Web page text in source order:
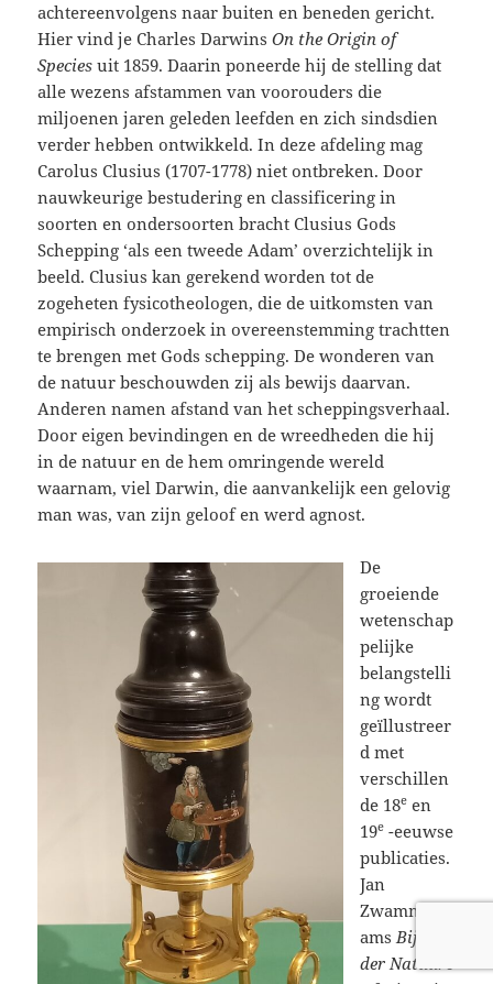
achtereenvolgens naar buiten en beneden gericht.
Hier vind je Charles DarwinsOn the Origin of
Species uit 1859. Daarin poneerde hij de stelling dat
alle wezens afstammen van voorouders die
miljoenen jaren geleden leefden en zich sindsdien
verder hebben ontwikkeld. In deze afdeling mag
Carolus Clusius (1707-1778) niet ontbreken. Door
nauwkeurige bestudering en classificering in
soorten en ondersoorten bracht Clusius Gods
Schepping ‘als een tweede Adam’ overzichtelijk in
beeld. Clusius kan gerekend worden tot de
zogeheten fysicotheologen, die de uitkomsten van
empirisch onderzoek in overeenstemming trachtten
te brengen met Gods schepping. De wonderen van
de natuur beschouwden zij als bewijs daarvan.
Anderen namen afstand van het scheppingsverhaal.
Door eigen bevindingen en de wreedheden die hij
in de natuur en de hem omringende wereld
waarnam, viel Darwin, die aanvankelijk een gelovig
man was, van zijn geloof en werd agnost.
De
groeiende
wetenschap
pelijke
belangstelli
ng wordt
geïllustreer
d met
verschillen
de 18e en
19e -eeuwse
publicaties.
Jan
Zwammerd
amsBijbel
der Natuure